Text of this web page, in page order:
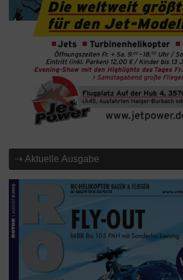
⇢ Aktuelle Ausgabe